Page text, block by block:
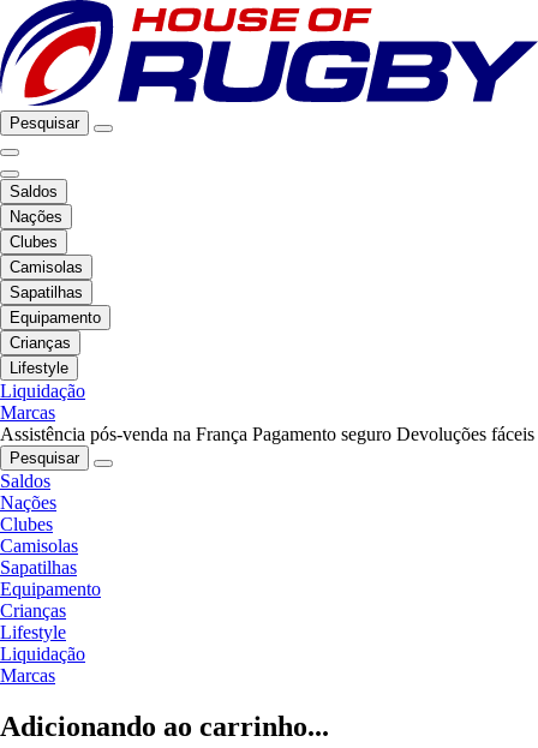
Pesquisar
Saldos
Nações
Clubes
Camisolas
Sapatilhas
Equipamento
Crianças
Lifestyle
Liquidação
Marcas
Assistência pós-venda na França Pagamento seguro Devoluções fáceis
Pesquisar
Saldos
Nações
Clubes
Camisolas
Sapatilhas
Equipamento
Crianças
Lifestyle
Liquidação
Marcas
Adicionando ao carrinho...